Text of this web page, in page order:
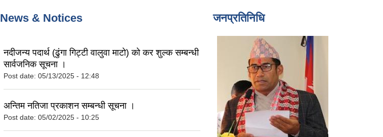
News & Notices
नदीजन्य पदार्थ (ढुंगा गिट्टी वालुवा माटो) को कर शुल्क सम्बन्धी
सार्वजनिक सूचना ।
Post date: 05/13/2025 - 12:48
अन्तिम नतिजा प्रकाशन सम्बन्धी सूचना ।
Post date: 05/02/2025 - 10:25
जनप्रतिनिधि